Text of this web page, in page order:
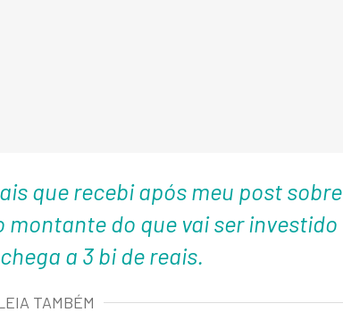
que recebi após meu post sobre
do que vai ser investido
a 3 bi de reais.
TAMBÉM